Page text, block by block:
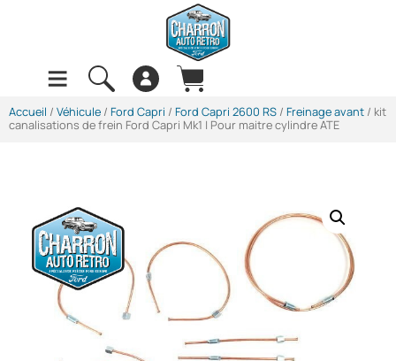
Accueil / Véhicule / Ford Capri / Ford Capri 2600 RS / Freinage avant / kit
canalisations de frein Ford Capri Mk1 | Pour maitre cylindre ATE